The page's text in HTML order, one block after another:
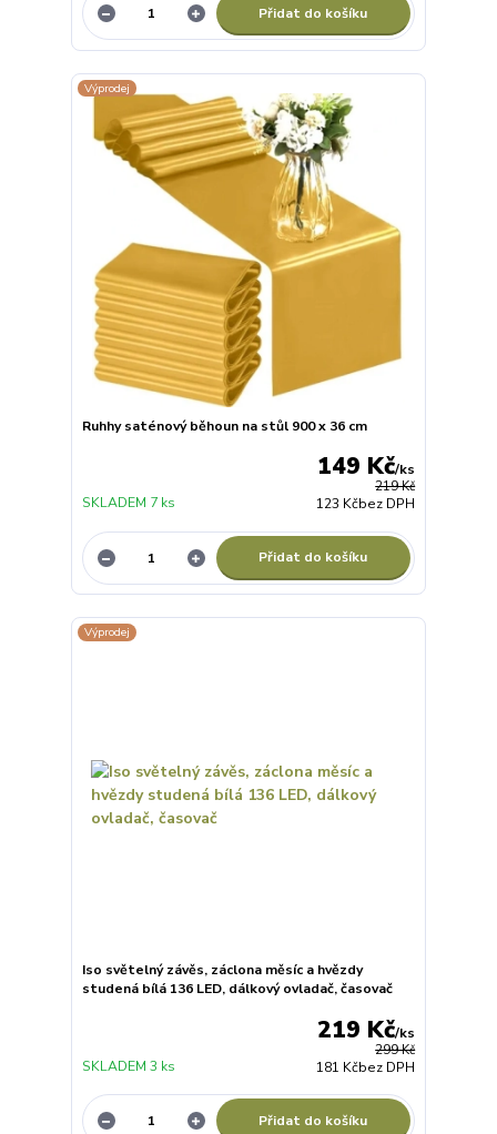
Přidat do košíku
Výprodej
Ruhhy saténový běhoun na stůl 900 x 36 cm
219 Kč
149 Kč/ks
123 Kčbez DPH
SKLADEM 7 ks
Přidat do košíku
Výprodej
Iso světelný závěs, záclona měsíc a hvězdy
studená bílá 136 LED, dálkový ovladač, časovač
299 Kč
219 Kč/ks
181 Kčbez DPH
SKLADEM 3 ks
Přidat do košíku